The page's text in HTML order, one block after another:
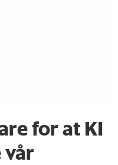
for at KI
vår